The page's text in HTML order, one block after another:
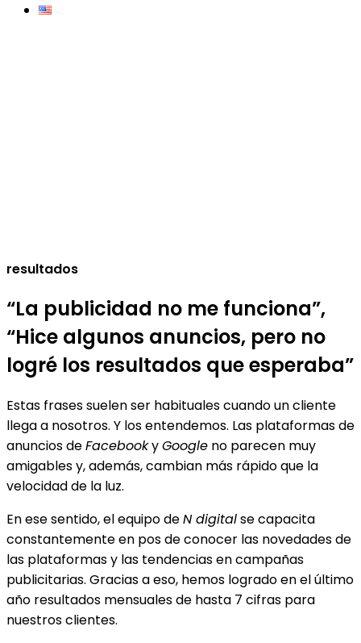
resultados
“La publicidad no me funciona”,
“Hice algunos anuncios, pero no
logré los resultados que esperaba”
Estas frases suelen ser habituales cuando un cliente
llega a nosotros. Y los entendemos. Las plataformas de
anuncios deFacebookyGoogle no parecen muy
amigables y, además, cambian más rápido que la
velocidad de la luz.
En ese sentido, el equipo deN digitalse capacita
constantemente en pos de conocer las novedades de
las plataformas y las tendencias en campañas
publicitarias. Gracias a eso, hemos logrado en el último
año resultados mensuales de hasta 7 cifras para
nuestros clientes.